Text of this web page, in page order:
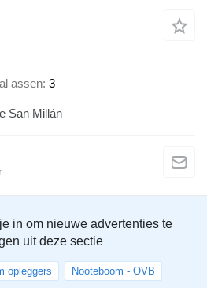
assen 3
San Millán
in om nieuwe advertenties te
uit deze sectie
opleggers Nooteboom - OVB